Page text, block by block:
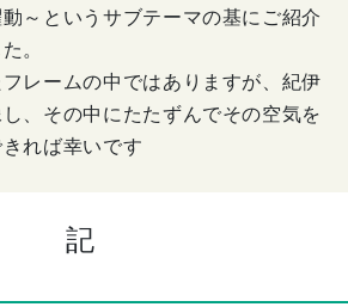
～というサブテーマの基にご紹介
。
レームの中ではありますが、紀伊
、その中にたたずんでその空気を
れば幸いです
記